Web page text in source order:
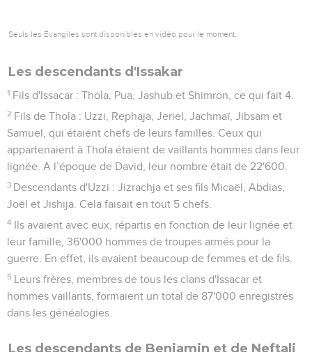
Seuls les Évangiles sont disponibles en vidéo pour le moment.
Les descendants d'Issakar
1 Fils d'Issacar : Thola, Pua, Jashub et Shimron, ce qui fait 4.
2 Fils de Thola : Uzzi, Rephaja, Jeriel, Jachmaï, Jibsam et
Samuel, qui étaient chefs de leurs familles. Ceux qui
appartenaient à Thola étaient de vaillants hommes dans leur
lignée. A l’époque de David, leur nombre était de 22'600.
3 Descendants d'Uzzi : Jizrachja et ses fils Micaël, Abdias,
Joël et Jishija. Cela faisait en tout 5 chefs.
4 Ils avaient avec eux, répartis en fonction de leur lignée et
leur famille, 36'000 hommes de troupes armés pour la
guerre. En effet, ils avaient beaucoup de femmes et de fils.
5 Leurs frères, membres de tous les clans d'Issacar et
hommes vaillants, formaient un total de 87'000 enregistrés
dans les généalogies.
Les descendants de Benjamin et de Neftali